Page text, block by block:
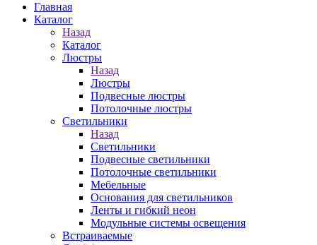
Главная
Каталог
Назад
Каталог
Люстры
Назад
Люстры
Подвесные люстры
Потолочные люстры
Светильники
Назад
Светильники
Подвесные светильники
Потолочные светильники
Мебельные
Основания для светильников
Ленты и гибкий неон
Модульные системы освещения
Встраиваемые